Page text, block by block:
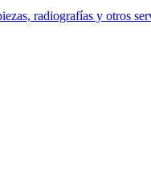
radiografías y otros